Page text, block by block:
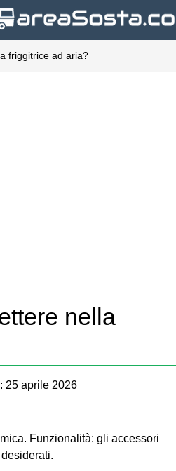
friggitrice ad aria?
nella
25 aprile 2026
Funzionalità: gli accessori